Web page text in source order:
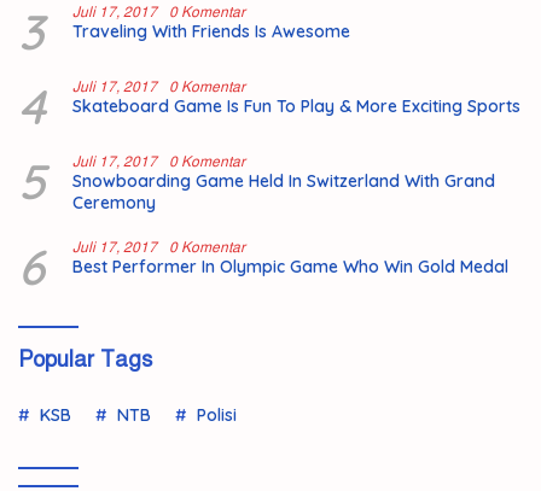
3 Juli 17, 2017 0 Komentar
Traveling With Friends Is Awesome
4 Juli 17, 2017 0 Komentar
Skateboard Game Is Fun To Play & More Exciting Sports
5 Juli 17, 2017 0 Komentar
Snowboarding Game Held In Switzerland With Grand
Ceremony
6 Juli 17, 2017 0 Komentar
Best Performer In Olympic Game Who Win Gold Medal
Popular Tags
KSB NTB Polisi